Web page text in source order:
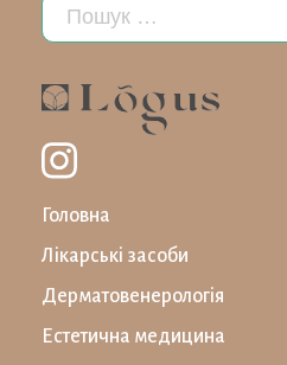
Головна
Лікарські засоби
Дерматовенерологія
Естетична медицина